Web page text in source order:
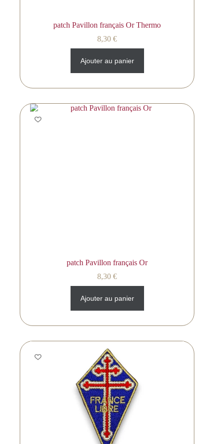
patch Pavillon français Or Thermo
8,30€
Ajouter au panier
patch Pavillon français Or
8,30€
Ajouter au panier